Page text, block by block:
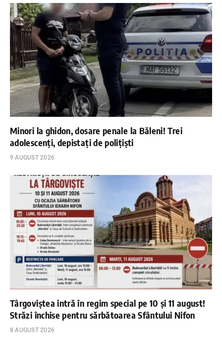
Minori la ghidon, dosare penale la Băleni! Trei
adolescenți, depistați de polițiști
9 AUGUST 2026
Târgoviștea intră în regim special pe 10 și 11 august!
Străzi închise pentru sărbătoarea Sfântului Nifon
8 AUGUST 2026